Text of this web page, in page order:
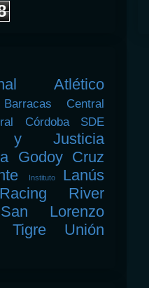
Atlético
Barracas Central
Córdoba SDE
y Justicia
Godoy Cruz
Instituto
Lanús
Racing
River
San Lorenzo
Tigre
Unión